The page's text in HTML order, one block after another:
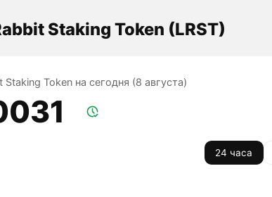
Staking Token (LRST)
Staking Token на сегодня (8 августа)
24 часа